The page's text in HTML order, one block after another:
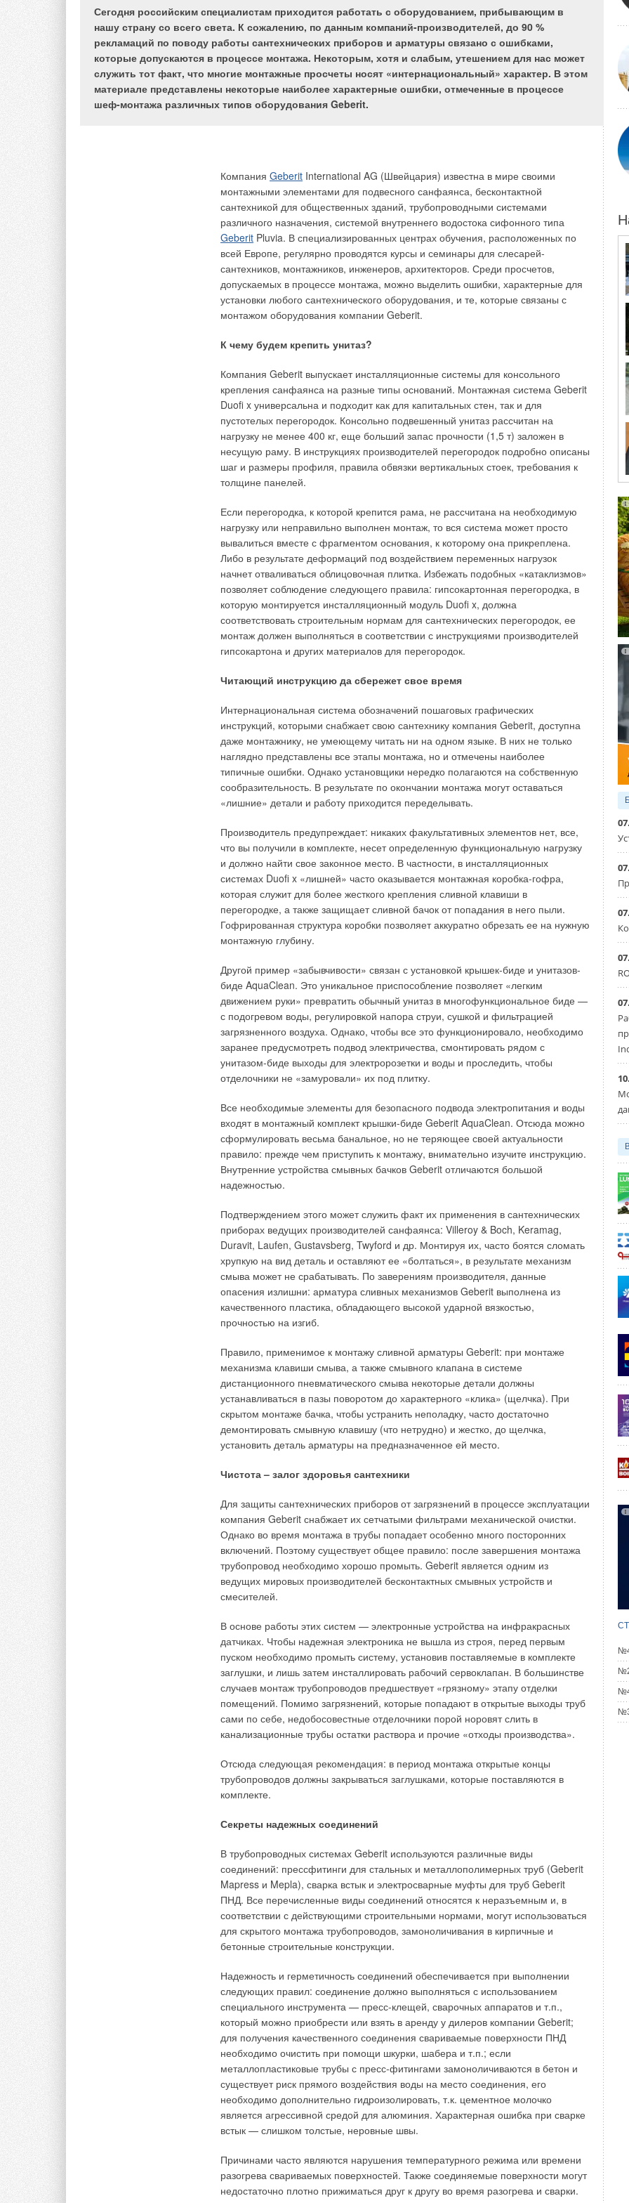
Сегодня российским специалистам приходится работать с оборудованием, прибывающим в
нашу страну со всего света. К сожалению, по данным компаний-производителей, до 90 %
рекламаций по поводу работы сантехнических приборов и арматуры связано с ошибками,
которые допускаются в процессе монтажа. Некоторым, хотя и слабым, утешением для нас может
служить тот факт, что многие монтажные просчеты носят «интернациональный» характер. В этом
материале представлены некоторые наиболее характерные ошибки, отмеченные в процессе
шеф-монтажа различных типов оборудования Geberit.
Компания Geberit International AG (Швейцария) известна в мире своими
монтажными элементами для подвесного санфаянса, бесконтактной
сантехникой для общественных зданий, трубопроводными системами
различного назначения, системой внутреннего водостока сифонного типа
Geberit Pluvia. В специализированных центрах обучения, расположенных по
всей Европе, регулярно проводятся курсы и семинары для слесарей-
сантехников, монтажников, инженеров, архитекторов. Среди просчетов,
допускаемых в процессе монтажа, можно выделить ошибки, характерные для
установки любого сантехнического оборудования, и те, которые связаны с
монтажом оборудования компании Geberit.
К чему будем крепить унитаз?
Компания Geberit выпускает инсталляционные системы для консольного
крепления санфаянса на разные типы оснований. Монтажная система Geberit
Duoﬁ x универсальна и подходит как для капитальных стен, так и для
пустотелых перегородок. Консольно подвешенный унитаз рассчитан на
нагрузку не менее 400 кг, еще больший запас прочности (1,5 т) заложен в
несущую раму. В инструкциях производителей перегородок подробно описаны
шаг и размеры профиля, правила обвязки вертикальных стоек, требования к
толщине панелей.
Если перегородка, к которой крепится рама, не рассчитана на необходимую
нагрузку или неправильно выполнен монтаж, то вся система может просто
вывалиться вместе с фрагментом основания, к которому она прикреплена.
Либо в результате деформаций под воздействием переменных нагрузок
начнет отваливаться облицовочная плитка. Избежать подобных «катаклизмов»
позволяет соблюдение следующего правила: гипсокартонная перегородка, в
которую монтируется инсталляционный модуль Duoﬁ x, должна
соответствовать строительным нормам для сантехнических перегородок, ее
монтаж должен выполняться в соответствии с инструкциями производителей
гипсокартона и других материалов для перегородок.
Читающий инструкцию да сбережет свое время
Интернациональная система обозначений пошаговых графических
инструкций, которыми снабжает свою сантехнику компания Geberit, доступна
даже монтажнику, не умеющему читать ни на одном языке. В них не только
наглядно представлены все этапы монтажа, но и отмечены наиболее
типичные ошибки. Однако установщики нередко полагаются на собственную
сообразительность. В результате по окончании монтажа могут оставаться
«лишние» детали и работу приходится переделывать.
Производитель предупреждает: никаких факультативных элементов нет, все,
что вы получили в комплекте, несет определенную функциональную нагрузку
и должно найти свое законное место. В частности, в инсталляционных
системах Duoﬁ x «лишней» часто оказывается монтажная коробка-гофра,
которая служит для более жесткого крепления сливной клавиши в
перегородке, а также защищает сливной бачок от попадания в него пыли.
Гофрированная структура коробки позволяет аккуратно обрезать ее на нужную
монтажную глубину.
Другой пример «забывчивости» связан с установкой крышек-биде и унитазов-
биде AquaClean. Это уникальное приспособление позволяет «легким
движением руки» превратить обычный унитаз в многофункциональное биде —
с подогревом воды, регулировкой напора струи, сушкой и фильтрацией
загрязненного воздуха. Однако, чтобы все это функционировало, необходимо
заранее предусмотреть подвод электричества, смонтировать рядом с
унитазом-биде выходы для электророзетки и воды и проследить, чтобы
отделочники не «замуровали» их под плитку.
Все необходимые элементы для безопасного подвода электропитания и воды
входят в монтажный комплект крышки-биде Geberit AquaClean. Отсюда можно
сформулировать весьма банальное, но не теряющее своей актуальности
правило: прежде чем приступить к монтажу, внимательно изучите инструкцию.
Внутренние устройства смывных бачков Geberit отличаются большой
надежностью.
Подтверждением этого может служить факт их применения в сантехнических
приборах ведущих производителей санфаянса: Villeroy & Boch, Keramag,
Duravit, Laufen, Gustavsberg, Twyford и др. Монтируя их, часто боятся сломать
хрупкую на вид деталь и оставляют ее «болтаться», в результате механизм
смыва может не срабатывать. По заверениям производителя, данные
опасения излишни: арматура сливных механизмов Geberit выполнена из
качественного пластика, обладающего высокой ударной вязкостью,
прочностью на изгиб.
Правило, применимое к монтажу сливной арматуры Geberit: при монтаже
механизма клавиши смыва, а также смывного клапана в системе
дистанционного пневматического смыва некоторые детали должны
устанавливаться в пазы поворотом до характерного «клика» (щелчка). При
скрытом монтаже бачка, чтобы устранить неполадку, часто достаточно
демонтировать смывную клавишу (что нетрудно) и жестко, до щелчка,
установить деталь арматуры на предназначенное ей место.
Чистота – залог здоровья сантехники
Для защиты сантехнических приборов от загрязнений в процессе эксплуатации
компания Geberit снабжает их сетчатыми фильтрами механической очистки.
Однако во время монтажа в трубы попадает особенно много посторонних
включений. Поэтому существует общее правило: после завершения монтажа
трубопровод необходимо хорошо промыть. Geberit является одним из
ведущих мировых производителей бесконтактных смывных устройств и
смесителей.
В основе работы этих систем — электронные устройства на инфракрасных
датчиках. Чтобы надежная электроника не вышла из строя, перед первым
пуском необходимо промыть систему, установив поставляемые в комплекте
заглушки, и лишь затем инсталлировать рабочий сервоклапан. В большинстве
случаев монтаж трубопроводов предшествует «грязному» этапу отделки
помещений. Помимо загрязнений, которые попадают в открытые выходы труб
сами по себе, недобосовестные отделочники порой норовят слить в
канализационные трубы остатки раствора и прочие «отходы производства».
Отсюда следующая рекомендация: в период монтажа открытые концы
трубопроводов должны закрываться заглушками, которые поставляются в
комплекте.
Секреты надежных соединений
В трубопроводных системах Geberit используются различные виды
соединений: прессфитинги для стальных и металлополимерных труб (Geberit
Mapress и Mepla), сварка встык и электросварные муфты для труб Geberit
ПНД. Все перечисленные виды соединений относятся к неразъемным и, в
соответствии с действующими строительными нормами, могут использоваться
для скрытого монтажа трубопроводов, замоноличивания в кирпичные и
бетонные строительные конструкции.
Надежность и герметичность соединений обеспечивается при выполнении
следующих правил: соединение должно выполняться с использованием
специального инструмента — пресс-клещей, сварочных аппаратов и т.п.,
который можно приобрести или взять в аренду у дилеров компании Geberit;
для получения качественного соединения свариваемые поверхности ПНД
необходимо очистить при помощи шкурки, шабера и т.п.; если
металлопластиковые трубы с пресс-фитингами замоноличиваются в бетон и
существует риск прямого воздействия воды на место соединения, его
необходимо дополнительно гидроизолировать, т.к. цементное молочко
является агрессивной средой для алюминия. Характерная ошибка при сварке
встык — слишком толстые, неровные швы.
Причинами часто являются нарушения температурного режима или времени
разогрева свариваемых поверхностей. Также соединяемые поверхности могут
недостаточно плотно прижиматься друг к другу во время разогрева и сварки.
Бурное развитие жилищного строительства, особенно в крупных городах,
усугубляет сложившуюся в настоящее время кризисную ситуацию, вызванную
сильной изношенностью подземных трубопроводов под воду, тепло,
канализационные стоки и газ. К старым инженерным сетям, пропускная
способность которых полностью исчерпана, подключаются новые, что
приводит к повышению аварийности коммуникаций из-за их перегрузки и
снижению качества оказываемых населению услуг.
технологий, в т.ч. — с применением пневмопробойников. Данная технология
заключается в проходке горизонтальной скважины с одновременным или
последующим затягиванием в нее трубопровода или забиванием в грунт
стальных труб. Протяжка трубопровода осуществляется с помощью
пневмопробойников, трубы забиваются в грунт мощными ударными
машинами. После очистки от грунта трубы используются непосредственно как
трубопроводы или в качестве футляров для укладки коммуникаций.
Технология производства работ с одновременным затягиванием
трубопровода
Прокладка коммуникаций. При бестраншейной прокладке трубопроводов
диаметром до 400 мм, кабелей связи и пр., например через автомобильные и
железные дороги, с двух сторон полотна подготавливаются стартовый и
приемный приямки. На дно первого устанавливаются пусковое и прицельное
устройства, с помощью которых пневмопробойник ориентируется в
направлении проектной оси будущей скважины.
В пневмопробойник подается сжатый воздух, который разгоняет ударник.
Последний наносит удар по корпусу пневмопробойника, таким образом
происходит перемещение пневмопробойника в грунте. После выхода в
приемный приямок пневмопробойник демонтируется, и в скважину с помощью
лебедки затягивается коммуникация (трубопровод, кабель). При производстве
работ в неоднородных грунтах пневмопробойник может значительно
отклониться от проектной оси пробиваемой скважины, поэтому вначале
пробивается пилотная скважина небольшого диаметра (до 100 мм) с
помощью управляемого пневмопробойника.
После проходки пилотной скважины пневмопробойник отсоединяется от
шланга, который затем извлекается из скважины. В нее протягивается трос от
тяговой лебедки, присоединяемый к пневмопробойнику большего диаметра, и
в дальнейшем производится расширение скважины до нужного диаметра с
одновременным затягиванием в нее трубопровода. Ремонт коммуникаций. Для
бестраншейного ремонта изношенных трубопроводов необходимо создание
приемного.
Возможно также использование существующих смотровых колодцев.
Технология производства работ состоит в следующем. Вначале с помощью
эластичного стекловолокнистого прутка в новый трубопровод затягивается
шланг высокого давления, соединенный одним концом с пневмопробойником,
а другим — с компрессором. С помощью того же прутка в старый трубопровод
пневмопробойника, соединенного с расширителем, к которому монтируется
новый трубопровод.
Другой конец троса соединяется с тяговой лебедкой. Пневмопробойник
вводится внутрь старого трубопровода, и включаются компрессор и привод
тяговой лебедки. За счет воздействия ударника на корпус пневмопробойника
разрушается старый трубопровод и одновременно образуется скважина
большего диаметра, чем наружный диаметр старой трубы, в которую
трубопровода вдавливаются в стенки скважины.
Пространство вокруг нового трубопровода по мере продвижения
пневмопробойника заполняется цементной смесью, подаваемой под
давлением от смесительной установки. Таким образом, вокруг нового
трубопровода образуется кольцо из заполнителя с полной связкой с
окружающим грунтом. Цементная смесь в жидком состоянии уменьшает
трение при затягивании нового трубопровода в скважину и препятствует
срок службы системы.
Сравнительно недавно нашла применение принципиально новая технология
ремонта изношенных трубопроводов с поверхности земли с использованием
установок горизонтально-наклонного бурения (ГНБ). Вначале в старый
трубопровод вводится приводная штанга установки ГНБ, затем к ней
поступает в пневмопробойник по приводным штангам при их обратной
протяжке, создавая ударный импульс на корпус пневмопробойника.
В пневмопробойниках новой конструкции отсутствуют воздушные шланги, в
результате чего значительно сокращается время на подготовку и установку
оборудования. Трудозатраты снижаются на 30%. Кроме того, не требуется
подготовка объемных стартовых и приемных котлованов. Вращение нити
приводных штанг приводит в действие разрушающий кулачок ударника,
зависимости от скорости вращения буровых штанг.
Установка ГНБ обеспечивает натяжение приводных штанг и вращение
ударника пневмопробойника, проходящего по старому трубопроводу, с
одновременным его разрушением и протяжкой новой трубы. Такая
современная технология обеспечивает разрушение труб практически всех
типов. Пневмопробойник новой конструкции полностью исключает передачу
позволяет разрушать старые трубы с укладкой новых со скоростью до 1 м/мин.
Технология производства работ путем забивания труб
Для бестраншейной прокладки трубопроводов больших диаметров (величиной
до 1400 мм) под воду, газ, тепло и промышленные стоки через естественные и
искусственные преграды применяются мощные ударные машины для забивки
труб открытым концом с последующей их очисткой от грунта. За рубежом
широко используются ударные машины, которые могут забивать трубы
С двух сторон препятствия, например автодороги, подготавливаются рабочий
и приемный приямки. Затем в рабочий приямок на направляющую (швеллер)
устанавливается лафет, на котором монтируется ударная машина. С
помощью лафета можно легко поднимать и опускать машину и таким образом
устанавливать ее в проектное положение. Передняя часть ударной машины
соединяется с забиваемой трубой с помощью кегеля и очищающего адаптера.
Затем под воздействием сжатого воздуха происходит забивка трубы в грунт.
Одновременно часть грунта удаляется через окна адаптера. После забивки
отрезка трубы на полную его длину ударная машина перемещается по
швеллеру в первоначальное положение и производится наращивание трубы
ударная машина отсоединяется от трубы и производится очистка
трубы, забиваемой пневмопробойником, прикрепленным к желонке, внутрь
проложенного трубопровода с последующим ее извлечением путем
реверсирования.
Конструкция пневмопробойника. Управляемый пневмопробойник состоит из
поворотной головки, корпуса с вмонтированным в него зондом и специального
шланга, по которому подается воздух от компрессора. В прочном корпусе
шлангом с компрессором. Под действием сжатого воздуха ударник наносит
удар в переднюю часть корпуса, благодаря чему пневмопробойник
перемещается. Контроль за траекторией движения.
Контроль за направлением движения пневмопробойника осуществляется с
поверхности земли с помощью локационной системы, включающей в себя
пульт управления пневмопробойником. Пульт управления состоит из рамы,
монитора, зажима и шланга подачи воздуха. Управление движением
пневмопробойника производится путем поворота шланга при помощи ручного
зажима до нужного угла поворота управляемой головки пневмопробойника.
правильности его корректировки оповещает локационная система. Оператор,
находящийся на поверхности со специальным приемником (локатором),
улавливает электромагнитный сигнал, поступающий от зонда, и получает